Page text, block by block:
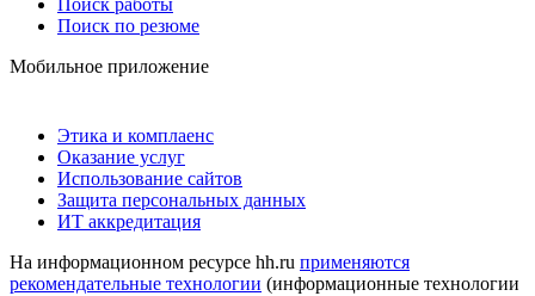
Поиск по резюме
Мобильное приложение
Этика и комплаенс
Оказание услуг
Использование сайтов
Защита персональных данных
ИТ аккредитация
На информационном ресурсе hh.ru применяются
рекомендательные технологии (информационные технологии